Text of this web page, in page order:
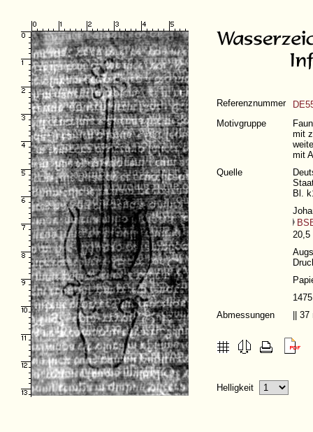
Referenznummer
Motivgruppe
mit
mit
Quelle
Bl.
20,5
1475
Abmessungen
||
Helligkeit